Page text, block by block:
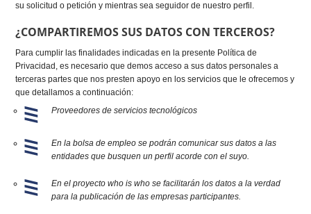
su solicitud o petición y mientras sea seguidor de nuestro perfil.
¿COMPARTIREMOS SUS DATOS CON TERCEROS?
Para cumplir las finalidades indicadas en la presente Política de
Privacidad, es necesario que demos acceso a sus datos personales a
terceras partes que nos presten apoyo en los servicios que le ofrecemos y
que detallamos a continuación:
Proveedores de servicios tecnológicos
En la bolsa de empleo se podrán comunicar sus datos a las
entidades que busquen un perfil acorde con el suyo.
En el proyecto who is who se facilitarán los datos a la verdad
para la publicación de las empresas participantes.